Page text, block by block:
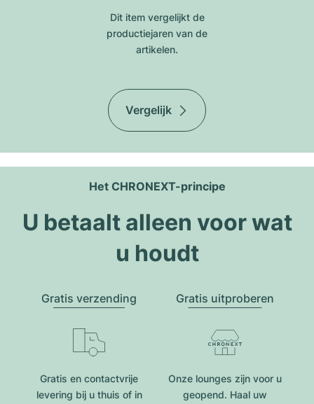
Dit item vergelijkt de
productiejar​en van de
artikelen.
Vergelijk
Het CHRONEXT-principe
U betaalt alleen voor wat
u houdt
Gratis verzending
Gratis en contactvrije
levering bij u thuis of in
Gratis uitproberen
Onze lounges zijn voor u
geopend. Haal uw